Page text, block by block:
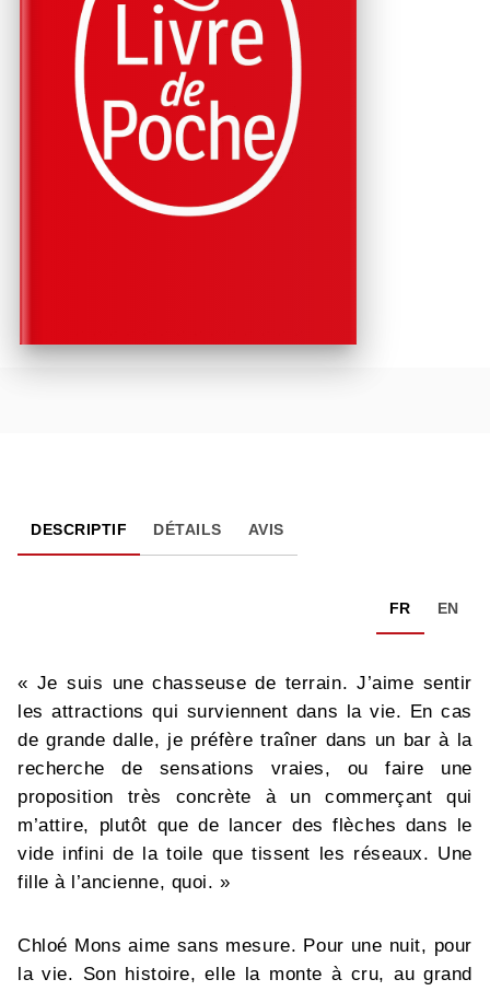
DESCRIPTIF DÉTAILS AVIS
FR EN
« Je suis une chasseuse de terrain. J’aime sentir
les attractions qui surviennent dans la vie. En cas
de grande dalle, je préfère traîner dans un bar à la
recherche de sensations vraies, ou faire une
proposition très concrète à un commerçant qui
m’attire, plutôt que de lancer des flèches dans le
vide infini de la toile que tissent les réseaux. Une
fille à l’ancienne, quoi. »
Chloé Mons aime sans mesure. Pour une nuit, pour
la vie. Son histoire, elle la monte à cru, au grand